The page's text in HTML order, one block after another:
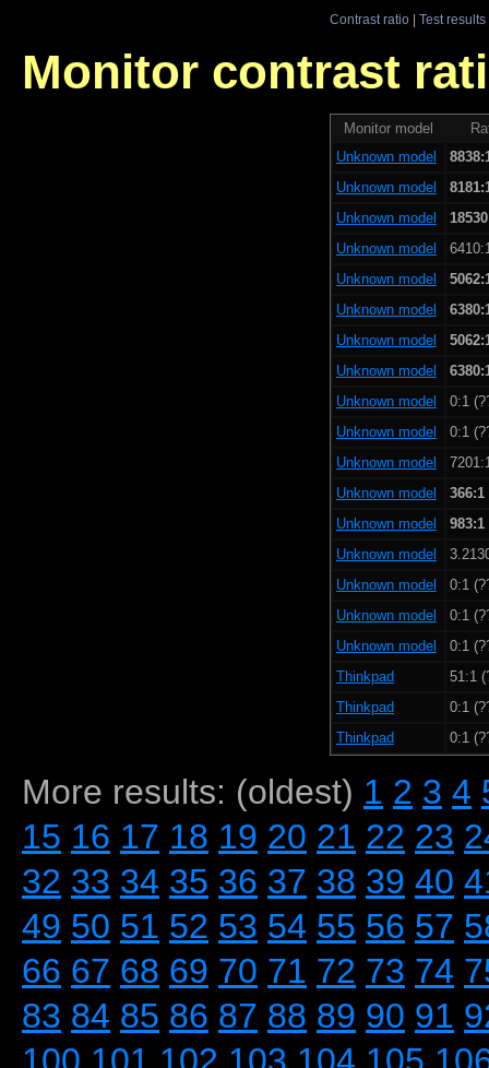
Contrast ratio| Test results
Monitor contrast
Monitor model
Unknown model
Unknown model
Unknown model
Unknown model
Unknown model
Unknown model
Unknown model
Unknown model
Unknown model
0:1
Unknown model
0:1
Unknown model
Unknown model
366:1
Unknown model
983:1
Unknown model
Unknown model
0:1
Unknown model
0:1
Unknown model
0:1
Thinkpad
51:1
Thinkpad
0:1
Thinkpad
0:1
More results: (oldest) 1 2 3 4
15 16 17 18 19 20 21 22 23
32 33 34 35 36 37 38 39 40
49 50 51 52 53 54 55 56 57
66 67 68 69 70 71 72 73 74
83 84 85 86 87 88 89 90 91